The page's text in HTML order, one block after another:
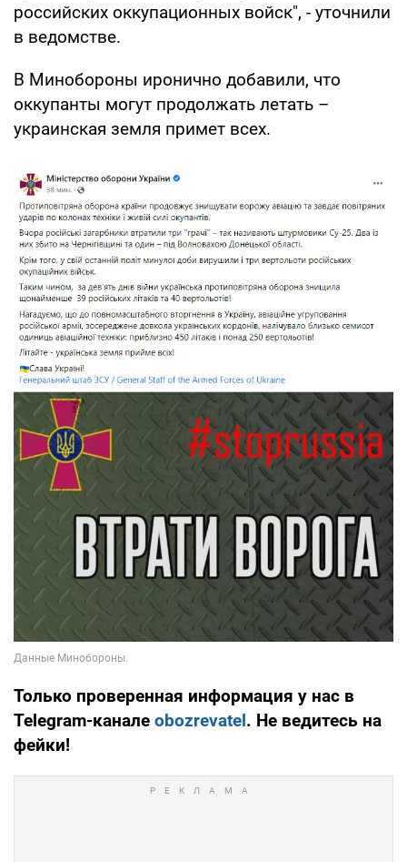
российских оккупационных войск", - уточнили
в ведомстве.
В Минобороны иронично добавили, что
оккупанты могут продолжать летать –
украинская земля примет всех.
Только проверенная информация у нас в
Telegram-канале obozrevatel. Не ведитесь на
фейки!